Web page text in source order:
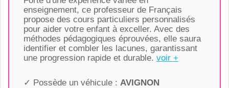
enseignement, ce professeur de Français
propose des cours particuliers personnalisés
pour aider votre enfant à exceller. Avec des
méthodes pédagogiques éprouvées, elle saura
identifier et combler les lacunes, garantissant
une progression rapide et durable. voir +
✓ Possède un véhicule : AVIGNON